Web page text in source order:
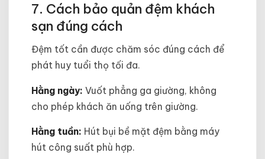
7. Cách bảo quản đệm khách
sạn đúng cách
Đệm tốt cần được chăm sóc đúng cách để
phát huy tuổi thọ tối đa.
Hằng ngày: Vuốt phẳng ga giường, không
cho phép khách ăn uống trên giường.
Hằng tuần: Hút bụi bề mặt đệm bằng máy
hút công suất phù hợp.